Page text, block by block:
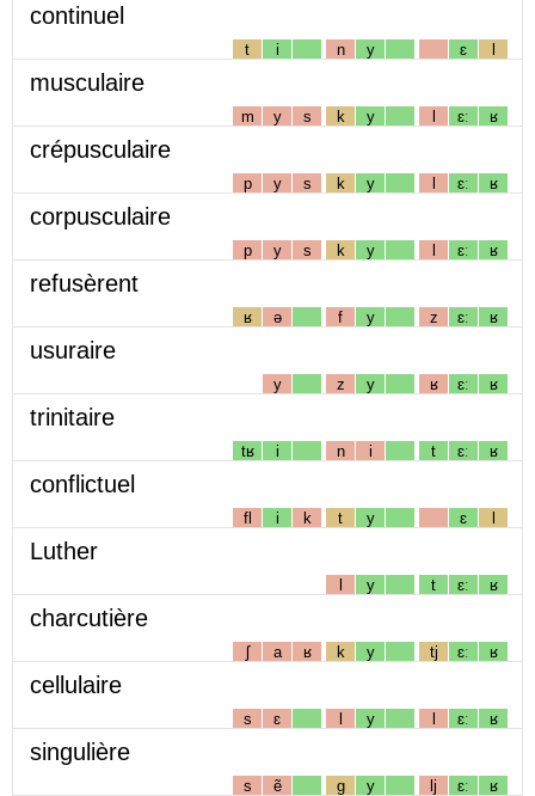
continuel
t i n y ɛ l
musculaire
m y s k y l ɛː ʁ
crépusculaire
p y s k y l ɛː ʁ
corpusculaire
p y s k y l ɛː ʁ
refusèrent
ʁ ə f y z ɛː ʁ
usuraire
y z y ʁ ɛː ʁ
trinitaire
tʁ i n i t ɛː ʁ
conflictuel
fl i k t y ɛ l
Luther
l y t ɛː ʁ
charcutière
ʃ a ʁ k y tj ɛː ʁ
cellulaire
s ɛ l y l ɛː ʁ
singulière
s ẽ g y lj ɛː ʁ